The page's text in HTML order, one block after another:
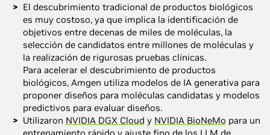
El descubrimiento tradicional de productos biológicos
es muy costoso, ya que implica la identificación de
objetivos entre decenas de miles de moléculas, la
selección de candidatos entre millones de moléculas y
la realización de rigurosas pruebas clínicas.
Para acelerar el descubrimiento de productos
biológicos, Amgen utiliza modelos de IA generativa para
proponer diseños para moléculas candidatas y modelos
predictivos para evaluar diseños.
Utilizaron NVIDIA DGX Cloud y NVIDIA BioNeMo para un